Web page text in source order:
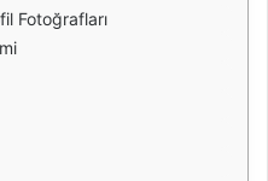
Fotoğrafları